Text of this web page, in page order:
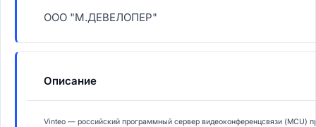
ООО "М.ДЕВЕЛОПЕР"
Описание
Vinteo — российский программный сервер видеоконференцсвязи (MCU)